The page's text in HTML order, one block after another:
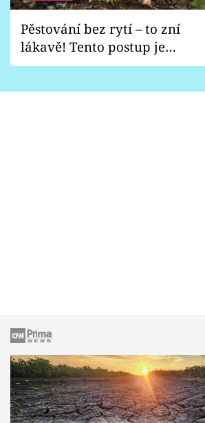
Pěstování bez rytí – to zní
lákavě! Tento postup je
vhodný jen pro některé